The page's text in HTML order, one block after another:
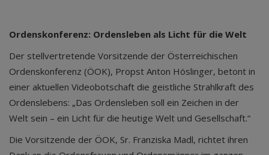
Ordenskonferenz: Ordensleben als Licht für die Welt
Der stellvertretende Vorsitzende der Österreichischen
Ordenskonferenz (ÖOK), Propst Anton Höslinger, betont in
einer aktuellen Videobotschaft die geistliche Strahlkraft des
Ordenslebens: „Das Ordensleben soll ein Zeichen in der
Welt sein – ein Licht für die heutige Welt und Gesellschaft.“
Die Vorsitzende der ÖOK, Sr. Franziska Madl, richtet ihren